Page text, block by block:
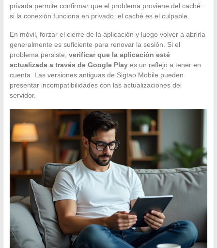
privada permite confirmar que el problema proviene del caché:
si la conexión funciona en privado, el caché es el culpable.
En móvil, forzar el cierre de la aplicación y luego volver a abrirla
generalmente es suficiente para renovar la sesión. Si el
problema persiste, verificar que la aplicación esté
actualizada a través de Google Playes un reflejo a tener en
cuenta. Las versiones antiguas de Sigtao Mobile pueden
presentar incompatibilidades con las actualizaciones del
servidor.